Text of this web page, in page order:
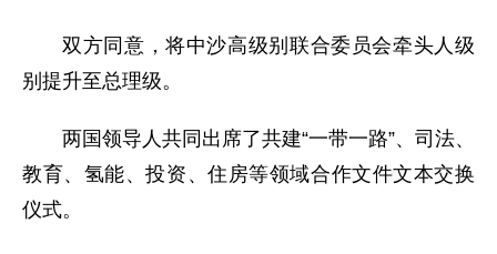
双方同意，将中沙高级别联合委员会牵头人级
别提升至总理级。
两国领导人共同出席了共建“一带一路”、司法、
教育、氢能、投资、住房等领域合作文件文本交换
仪式。